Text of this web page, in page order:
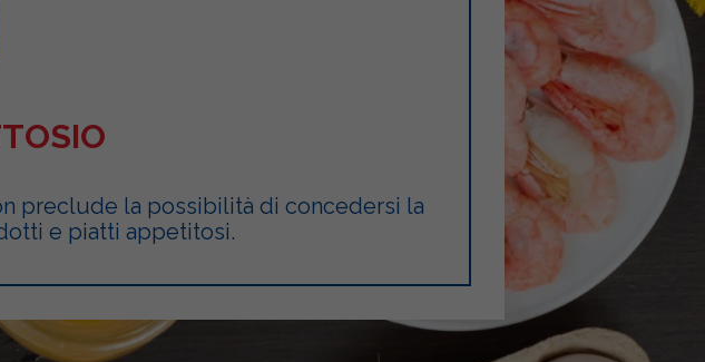
preclude la possibilità di concedersi la
e piatti appetitosi.